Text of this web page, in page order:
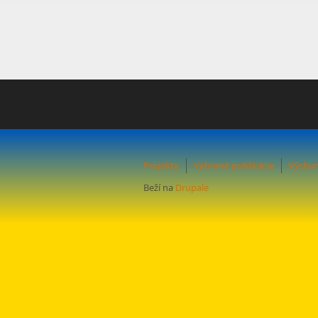
Projekty Vybrané publikácie
Beží na Drupale